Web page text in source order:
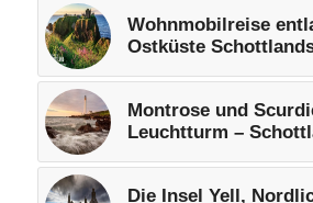
Wohnmobilreise
Ostküste
Montrose und
Leuchtturm –
Die Insel Yell,